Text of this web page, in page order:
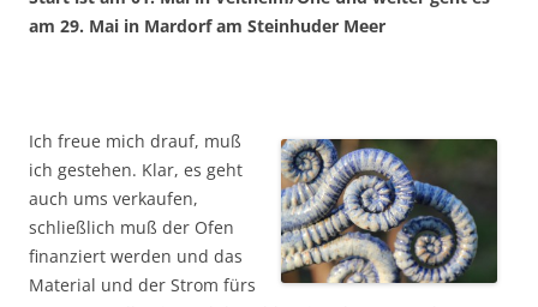
am 29. Mai in Mardorf am Steinhuder Meer
Ich freue mich drauf, muß
ich gestehen. Klar, es geht
auch ums verkaufen,
schließlich muß der Ofen
finanziert werden und das
Material und der Strom fürs